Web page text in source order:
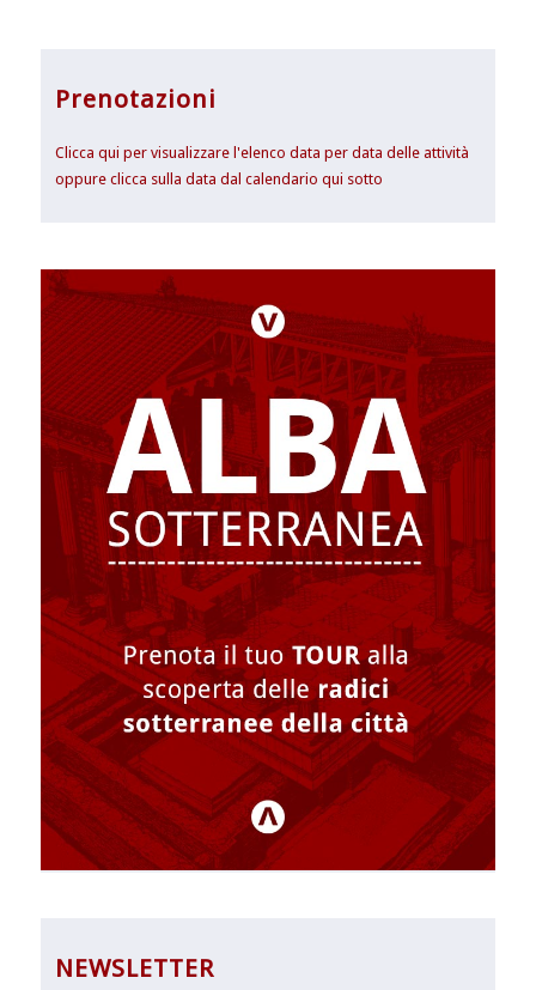
Prenotazioni
Clicca qui per visualizzare l'elenco data per data delle attività
oppure clicca sulla data dal calendario qui sotto
NEWSLETTER